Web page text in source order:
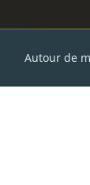
Autour de